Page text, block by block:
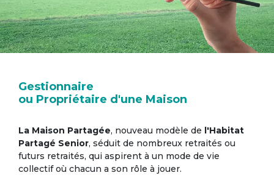
Gestionnaire
ou Propriétaire d'une Maison
La Maison Partagée, nouveau modèle de l'Habitat
Partagé Senior, séduit de nombreux retraités ou
futurs retraités, qui aspirent à un mode de vie
collectif où chacun a son rôle à jouer.